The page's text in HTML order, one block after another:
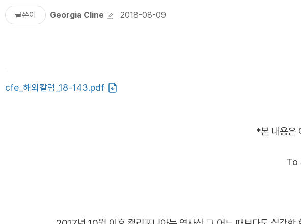
글쓴이 Georgia Cline 2018-08-09
cfe_해외칼럼_18-143.pdf
*본 내용은
To